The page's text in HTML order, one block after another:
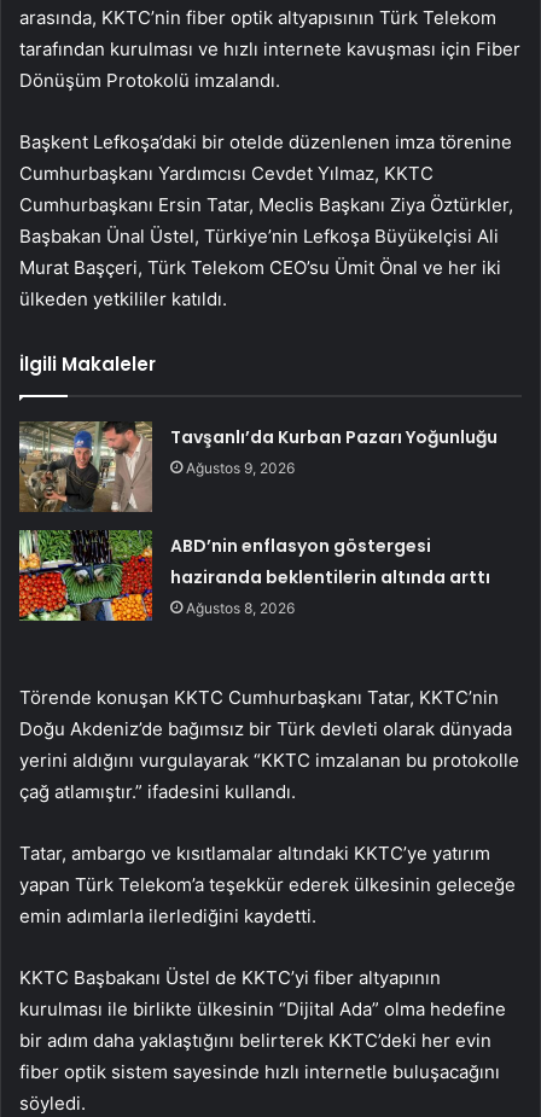
arasında, KKTC’nin fiber optik altyapısının Türk Telekom
tarafından kurulması ve hızlı internete kavuşması için Fiber
Dönüşüm Protokolü imzalandı.
Başkent Lefkoşa’daki bir otelde düzenlenen imza törenine
Cumhurbaşkanı Yardımcısı Cevdet Yılmaz, KKTC
Cumhurbaşkanı Ersin Tatar, Meclis Başkanı Ziya Öztürkler,
Başbakan Ünal Üstel, Türkiye’nin Lefkoşa Büyükelçisi Ali
Murat Başçeri, Türk Telekom CEO’su Ümit Önal ve her iki
ülkeden yetkililer katıldı.
İlgili Makaleler
Tavşanlı’da Kurban Pazarı Yoğunluğu
Ağustos 9, 2026
ABD’nin enflasyon göstergesi
haziranda beklentilerin altında arttı
Ağustos 8, 2026
Törende konuşan KKTC Cumhurbaşkanı Tatar, KKTC’nin
Doğu Akdeniz’de bağımsız bir Türk devleti olarak dünyada
yerini aldığını vurgulayarak “KKTC imzalanan bu protokolle
çağ atlamıştır.” ifadesini kullandı.
Tatar, ambargo ve kısıtlamalar altındaki KKTC’ye yatırım
yapan Türk Telekom’a teşekkür ederek ülkesinin geleceğe
emin adımlarla ilerlediğini kaydetti.
KKTC Başbakanı Üstel de KKTC’yi fiber altyapının
kurulması ile birlikte ülkesinin “Dijital Ada” olma hedefine
bir adım daha yaklaştığını belirterek KKTC’deki her evin
fiber optik sistem sayesinde hızlı internetle buluşacağını
söyledi.